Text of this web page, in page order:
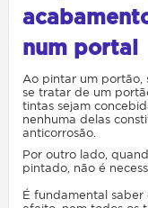
num portal
Ao pintar um portão,
se tratar de um
tintas sejam
nenhuma delas
anticorrosão.
Por outro lado,
pintado, não é
É fundamental